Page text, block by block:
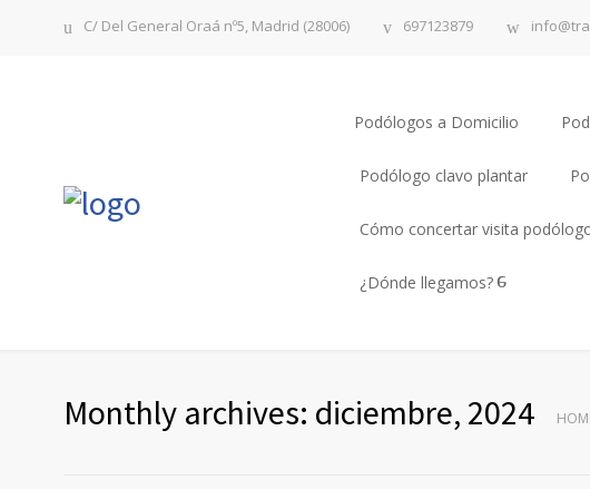
C/ Del General Oraá nº5, Madrid (28006) 697123879
Podólogos a Domicilio
Podólogo clavo plantar
Cómo concertar visita
¿Dónde llegamos?
Monthly archives: diciembre, 2024